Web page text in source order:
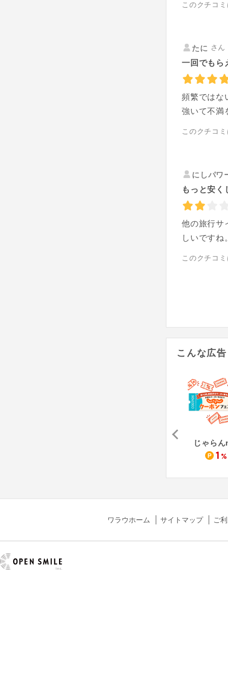
このクチコ
たに さ
一回でもら
頻繁ではな
強いて不満
このクチコ
にしパワ
もっと安く
他の旅行サ
しいですね
このクチコ
こんな広
じゃら
1 %
ワラウホーム サイトマップ ご